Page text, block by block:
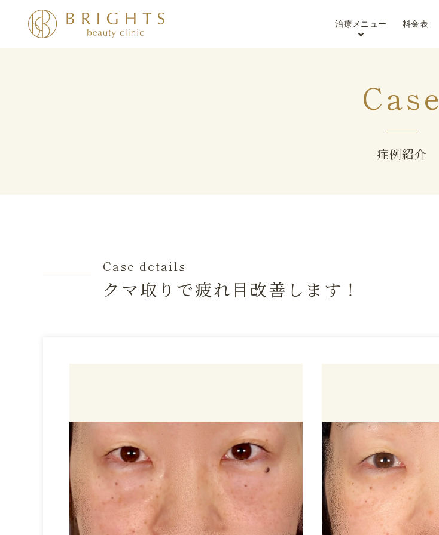
治療メニュー 料金表
Case
症例紹介
Case details
クマ取りで疲れ目改善します！